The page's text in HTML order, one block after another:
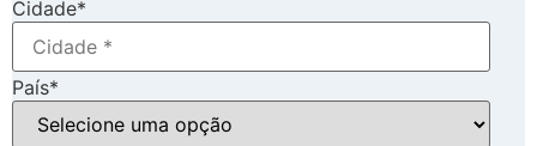
Cidade*
País*